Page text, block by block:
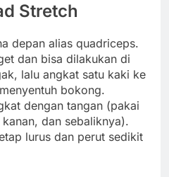
Stretch
depan alias quadriceps.
dan bisa dilakukan di
lalu angkat satu kaki ke
bokong.
dengan tangan (pakai
dan sebaliknya).
lurus dan perut sedikit